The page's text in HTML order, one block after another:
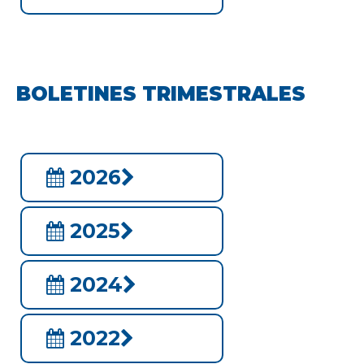
BOLETINES TRIMESTRALES
2026
2025
2024
2022